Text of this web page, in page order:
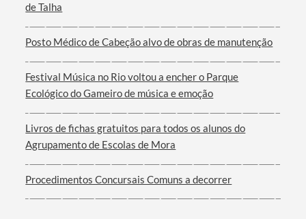
Filtros
de Talha
Posto Médico de Cabeção alvo de obras de manutenção
Festival Música no Rio voltou a encher o Parque
Ecológico do Gameiro de música e emoção
Livros de fichas gratuitos para todos os alunos do
Agrupamento de Escolas de Mora
Procedimentos Concursais Comuns a decorrer